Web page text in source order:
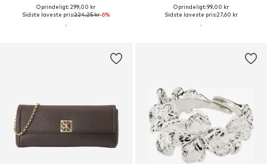
Oprindeligt: 299,00 kr
Sidste laveste pris:224,25 kr-6%
Oprindeligt: 99,00 kr
Sidste laveste pris:27,60 kr